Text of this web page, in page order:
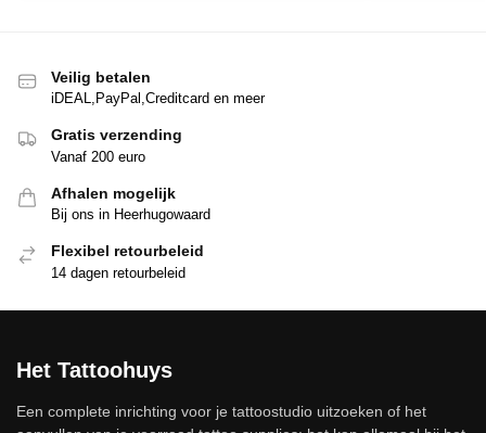
Veilig betalen
iDEAL,PayPal,Creditcard en meer
Gratis verzending
Vanaf 200 euro
Afhalen mogelijk
Bij ons in Heerhugowaard
Flexibel retourbeleid
14 dagen retourbeleid
Het Tattoohuys
Een complete inrichting voor je tattoostudio uitzoeken of het